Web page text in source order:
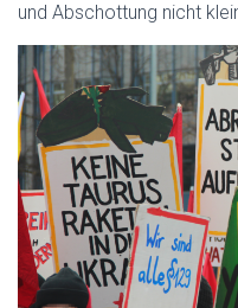
und Abschottung nicht